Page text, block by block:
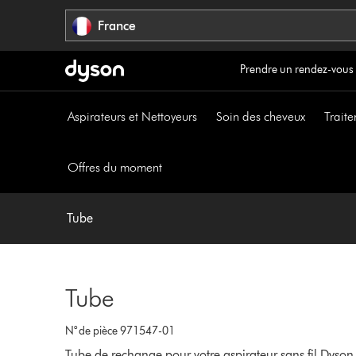
France
Prendre un rendez-vous
Aspirateurs et Nettoyeurs Soin des cheveux
Offres du moment
Tube
Tube
N° de pièce 971547-01